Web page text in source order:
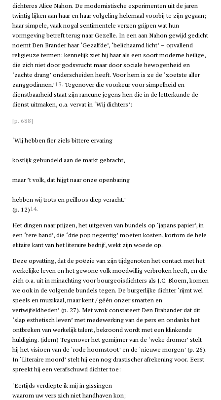
dichteres Alice Nahon. De modernistische experimenten uit de jaren
twintig lijken aan haar en haar volgeling helemaal voorbij te zijn gegaan;
haar simpele, vaak nogal sentimentele verzen grijpen wat hun
vormgeving betreft terug naar Gezelle. In een aan Nahon gewijd gedicht
noemt Den Brander haar ‘Gezalfde’, ‘belichaamd licht’ – opvallend
religieuze termen: kennelijk ziet hij haar als een soort moderne heilige,
die zich niet door godsvrucht maar door sociale bewogenheid en
‘zachte drang’ onderscheiden heeft. Voor hem is ze de ‘zoetste aller
zanggodinnen.’13. Tegenover die voorkeur voor simpelheid en
dienstbaarheid staat zijn rancune jegens hen die in de letterkunde de
dienst uitmaken, o.a. vervat in ‘Wij dichters’:
[p. 688]
‘Wij hebben fier ziels bittere ervaring
kostlijk gebundeld aan de markt gebracht,
maar ’t volk, dat hijgt naar onze openbaring
hebben wij trots en peilloos diep veracht.’
(p. 12)14.
Het dingen naar prijzen, het uitgeven van bundels op ‘japans papier’, in
een ‘tere band’, die ‘drie pop negentig’ moeten kosten, kortom de hele
elitaire kant van het literaire bedrijf, wekt zijn woede op.
Deze opvatting, dat de poëzie van zijn tijdgenoten het contact met het
werkelijke leven en het gewone volk moedwillig verbroken heeft, en die
zich o.a. uit in minachting voor bourgeoisdichters als J.C. Bloem, komen
we ook in de volgende bundels tegen. De burgerlijke dichter ‘rijmt wel
speels en muzikaal, maar kent / géén onzer smarten en
vertwijfeldheden’ (p. 27). Met wrok constateert Den Brabander dat dit
‘slap esthetisch leven’ met medewerking van de pers en ondanks het
ontbreken van werkelijk talent, bekroond wordt met een klinkende
huldiging. (idem) Tegenover het gemijmer van de ‘weke dromer’ stelt
hij het visioen van de ‘rode hoornstoot’ en de ‘nieuwe morgen’ (p. 26).
In ‘Literaire moord’ stelt hij een nog drastischer afrekening voor. Eerst
spreekt hij een verafschuwd dichter toe:
‘Eertijds verdiepte ik mij in gissingen
waarom uw vers zich niet handhaven kon;